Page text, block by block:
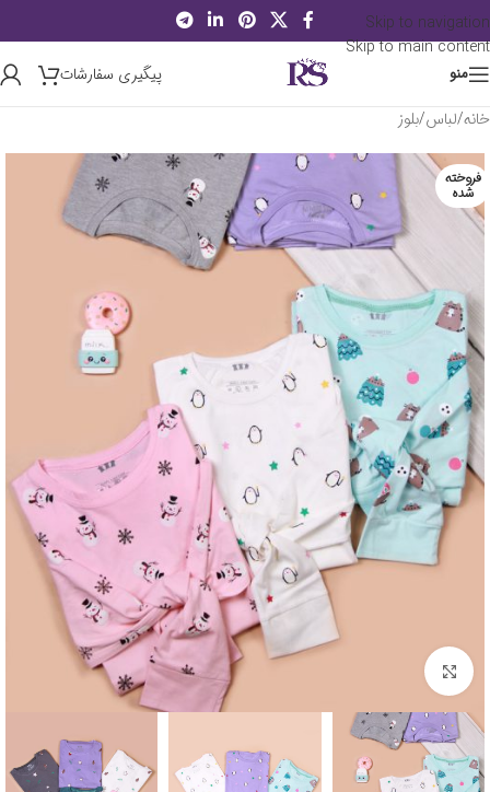
Skip to navigation
Skip to main content
منو
پیگیری سفارشات
خانه/لباس/بلوز
فروخته
شده
برای بزرگنمایی کلیک کنید